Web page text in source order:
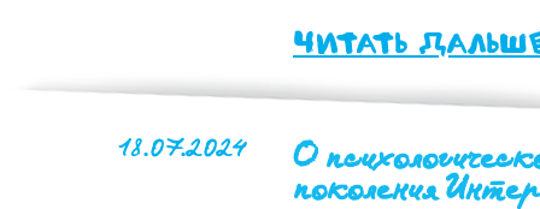
читать
18.07.2024
О
поколения